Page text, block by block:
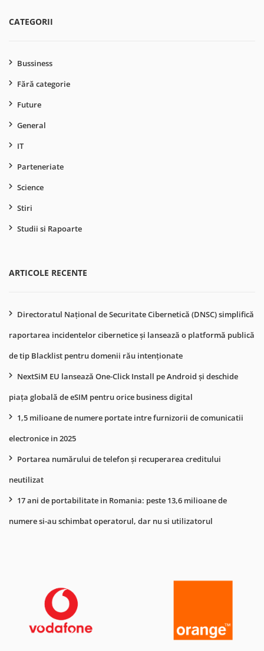
CATEGORII
Bussiness
Fără categorie
Future
General
IT
Parteneriate
Science
Stiri
Studii si Rapoarte
ARTICOLE RECENTE
Directoratul Național de Securitate Cibernetică (DNSC) simplifică
raportarea incidentelor cibernetice și lansează o platformă publică
de tip Blacklist pentru domenii rău intenționate
NextSiM EU lansează One-Click Install pe Android și deschide
piața globală de eSIM pentru orice business digital
1,5 milioane de numere portate intre furnizorii de comunicatii
electronice in 2025
Portarea numărului de telefon și recuperarea creditului
neutilizat
17 ani de portabilitate in Romania: peste 13,6 milioane de
numere si-au schimbat operatorul, dar nu si utilizatorul